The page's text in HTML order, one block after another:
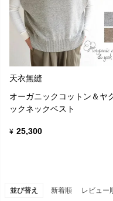
天衣無縫
オーガニックコットン＆ヤ
ックネックベスト
¥ 25,300
並び替え 新着順 レビュー